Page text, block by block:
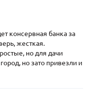
консервная банка за
жесткая.
но для дачи
но зато привезли и